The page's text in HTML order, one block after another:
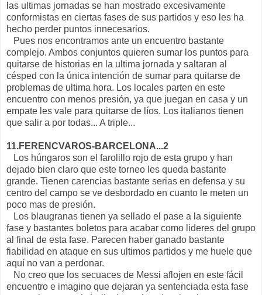
las ultimas jornadas se han mostrado excesivamente
conformistas en ciertas fases de sus partidos y eso les ha
hecho perder puntos innecesarios.
Pues nos encontramos ante un encuentro bastante
complejo. Ambos conjuntos quieren sumar los puntos para
quitarse de historias en la ultima jornada y saltaran al
césped con la única intención de sumar para quitarse de
problemas de ultima hora. Los locales parten en este
encuentro con menos presión, ya que juegan en casa y un
empate les vale para quitarse de líos. Los italianos tienen
que salir a por todas... A triple...
11.FERENCVAROS-BARCELONA...2
Los húngaros son el farolillo rojo de esta grupo y han
dejado bien claro que este torneo les queda bastante
grande. Tienen carencias bastante serias en defensa y su
centro del campo se ve desbordado en cuanto le meten un
poco mas de presión.
Los blaugranas tienen ya sellado el pase a la siguiente
fase y bastantes boletos para acabar como lideres del grupo
al final de esta fase. Parecen haber ganado bastante
fiabilidad en ataque en sus ultimos partidos y me huele que
aquí no van a perdonar.
No creo que los secuaces de Messi aflojen en este fácil
encuentro e imagino que dejaran ya sentenciada esta fase